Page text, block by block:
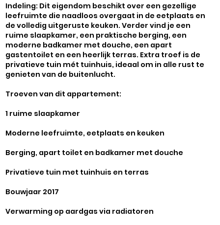
Indeling: Dit eigendom beschikt over een gezellige
leefruimte die naadloos overgaat in de eetplaats en
de volledig uitgeruste keuken. Verder vind je een
ruime slaapkamer, een praktische berging, een
moderne badkamer met douche, een apart
gastentoilet en een heerlijk terras. Extra troef is de
privatieve tuin mét tuinhuis, ideaal om in alle rust te
genieten van de buitenlucht.
Troeven van dit appartement:
1 ruime slaapkamer
Moderne leefruimte, eetplaats en keuken
Berging, apart toilet en badkamer met douche
Privatieve tuin met tuinhuis en terras
Bouwjaar 2017
Verwarming op aardgas via radiatoren